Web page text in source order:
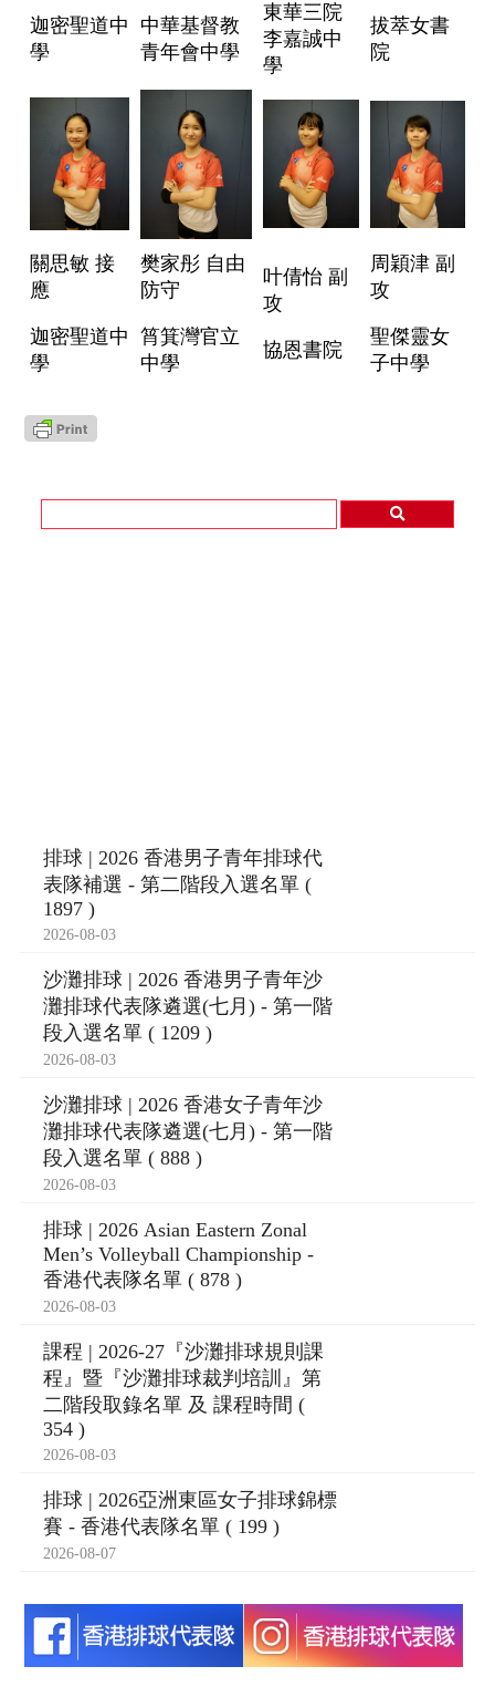
迦密聖道中
學
中華基督教
青年會中學
東華三院
李嘉誠中
學
拔萃女書
院
關思敏 接
應
迦密聖道中
學
樊家彤 自由
防守
筲箕灣官立
中學
叶倩怡 副
攻
協恩書院
周穎津 副
攻
聖傑靈女
子中學
排球 | 2026 香港男子青年排球代
表隊補選 - 第二階段入選名單 (
1897 )
2026-08-03
沙灘排球 | 2026 香港男子青年沙
灘排球代表隊遴選(七月) - 第一階
段入選名單 ( 1209 )
2026-08-03
沙灘排球 | 2026 香港女子青年沙
灘排球代表隊遴選(七月) - 第一階
段入選名單 ( 888 )
2026-08-03
排球 | 2026 Asian Eastern Zonal
Men’s Volleyball Championship -
香港代表隊名單 ( 878 )
2026-08-03
課程 | 2026-27『沙灘排球規則課
程』暨『沙灘排球裁判培訓』第
二階段取錄名單 及 課程時間 (
354 )
2026-08-03
排球 | 2026亞洲東區女子排球錦標
賽 - 香港代表隊名單 ( 199 )
2026-08-07